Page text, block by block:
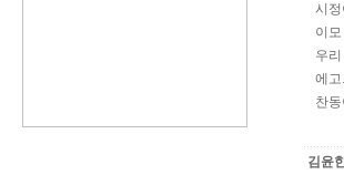
시
이
우
에
찬
김윤